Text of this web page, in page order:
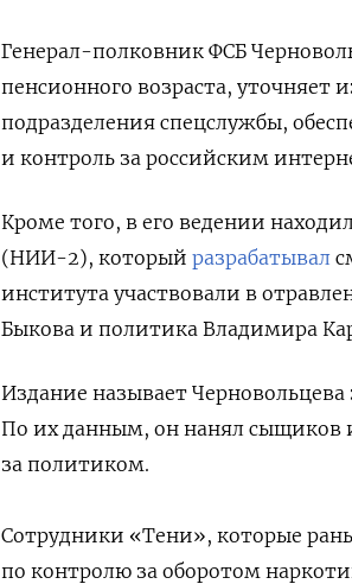
Генерал-полковник ФСБ
пенсионного возраста, уточняет
подразделения спецслужбы,
и контроль за российским
Кроме того, в его ведении
(НИИ-2), который разрабатывал
института участвовали в
Быкова и политика Владимира
Издание называет
По их данным, он нанял сыщиков
за политиком.
Сотрудники «Тени», которые
по контролю за оборотом